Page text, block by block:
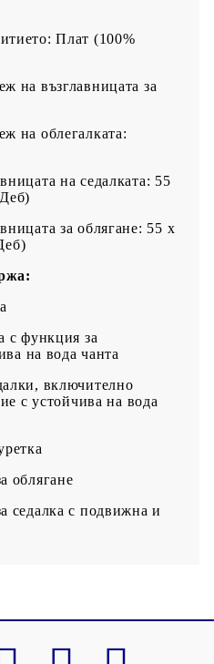
Плат (100%
на възглавницата за
на облегалката:
на седалката: 55
за облягане: 55 x
с функция за
на вода чанта
включително
с устойчива на вода
облягане
седалка с подвижна и